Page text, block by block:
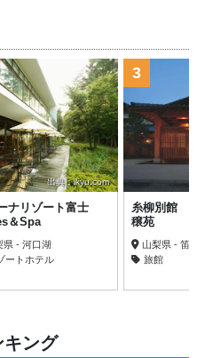
出典：ikyu.com
ナリゾート富士
＆Spa
県 - 河口湖
ートホテル
3
糸柳別館
穣苑
山梨県 - 笛
旅館
キング